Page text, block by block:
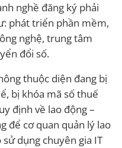
nghề đăng ký phải
phát triển phần mềm,
nghệ, trung tâm
đổi số.
thuộc diện đang bị
bị khóa mã số thuế
định về lao động –
để cơ quan quản lý lao
dụng chuyên gia IT